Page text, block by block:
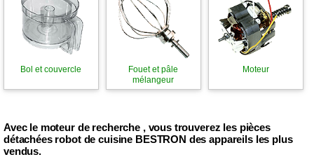
Bol et couvercle
Fouet et pâle
mélangeur
Moteur
Avec le moteur de recherche , vous trouverez les pièces
détachées robot de cuisine BESTRON des appareils les plus
vendus.